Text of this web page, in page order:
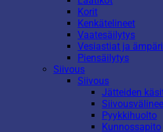
Korit
Kenkätelineet
Vaatesäilytys
Vesiastiat ja
Piensäilytys
Siivous
Siivous
Jätteiden
Pyykkihuolto
Kunnossapito